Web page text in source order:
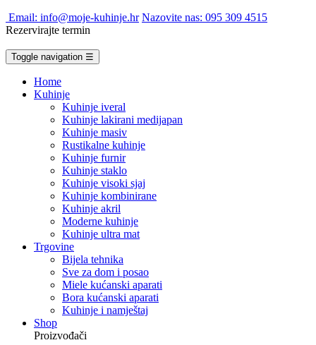
Email: info@moje-kuhinje.hr Nazovite nas: 095 309 4515
Rezervirajte termin
Toggle navigation ☰
Home
Kuhinje
Kuhinje iveral
Kuhinje lakirani medijapan
Kuhinje masiv
Rustikalne kuhinje
Kuhinje furnir
Kuhinje staklo
Kuhinje visoki sjaj
Kuhinje kombinirane
Kuhinje akril
Moderne kuhinje
Kuhinje ultra mat
Trgovine
Bijela tehnika
Sve za dom i posao
Miele kućanski aparati
Bora kućanski aparati
Kuhinje i namještaj
Shop
Proizvođači